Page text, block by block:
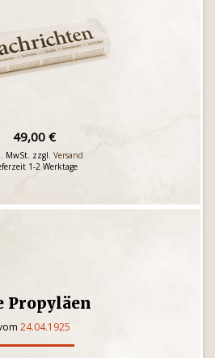
49,00 €
MwSt. zzgl. Versand
1-2 Werktage
Propyläen
24.04.1925